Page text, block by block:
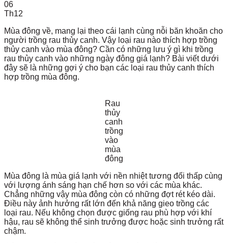
06
Th12
Mùa đông về, mang lại theo cái lạnh cùng nỗi băn khoăn cho
người trồng rau thủy canh. Vậy loại rau nào thích hợp trồng
thủy canh vào mùa đông? Cần có những lưu ý gì khi trồng
rau thủy canh vào những ngày đông giá lạnh? Bài viết dưới
đây sẽ là những gợi ý cho bạn các loại rau thủy canh thích
hợp trồng mùa đông.
Rau
thủy
canh
trồng
vào
mùa
đông
Mùa đông là mùa giá lạnh với nền nhiệt tương đối thấp cùng
với lượng ánh sáng hạn chế hơn so với các mùa khác.
Chẳng những vậy mùa đông còn có những đợt rét kéo dài.
Điều này ảnh hưởng rất lớn đến khả năng gieo trồng các
loại rau. Nếu không chọn được giống rau phù hợp với khí
hậu, rau sẽ không thể sinh trưởng được hoặc sinh trưởng rất
chậm.